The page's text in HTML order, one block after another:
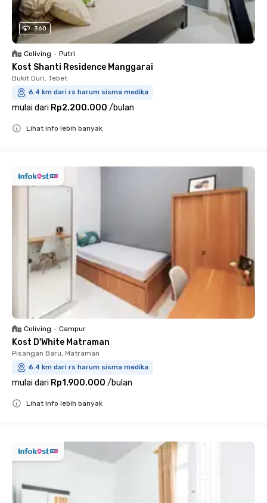
360
Coliving • Putri
Kost Shanti Residence Manggarai
Bukit Duri, Tebet
6.4 km dari rs harum sisma medika
mulai dari Rp2.200.000 /bulan
Lihat info lebih banyak
Coliving • Campur
Kost D'White Matraman
Pisangan Baru, Matraman
6.4 km dari rs harum sisma medika
mulai dari Rp1.900.000 /bulan
Lihat info lebih banyak